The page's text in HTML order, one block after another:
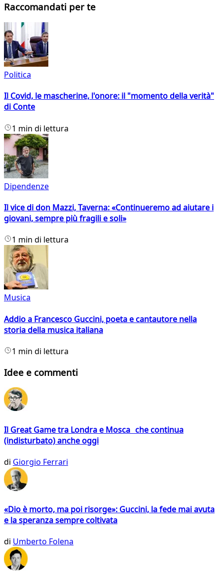
Raccomandati per te
Politica
Il Covid, le mascherine, l'onore: il "momento della verità"
di Conte
1 min di lettura
Dipendenze
Il vice di don Mazzi, Taverna: «Continueremo ad aiutare i
giovani, sempre più fragili e soli»
1 min di lettura
Musica
Addio a Francesco Guccini, poeta e cantautore nella
storia della musica italiana
1 min di lettura
Idee e commenti
Il Great Game tra Londra e Mosca che continua
(indisturbato) anche oggi
di Giorgio Ferrari
«Dio è morto, ma poi risorge»: Guccini, la fede mai avuta
e la speranza sempre coltivata
di Umberto Folena